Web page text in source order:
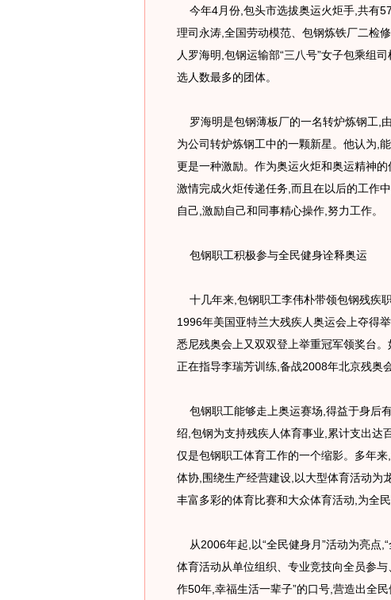
今年4月份,包头市选拔奥运火炬手,共有
理司永涛,全国劳动模范、包钢炼铁厂二检
人罗海明,包钢运输部“三八号”女子包乘组
选人数最多的团体。
罗海明是包钢薄板厂的一名转炉炼钢工,
为公司转炉炼钢工中的一颗新星。他认为,
更是一种激励。作为奥运火炬和奥运精神
激情完成火炬传递任务,而且在以后的工作
自己,激励自己和同事精心操作,努力工作。
包钢职工积极参与全民健身诠释奥运
十几年来,包钢职工李伟朴带领包钢残疾
1996年美国亚特兰大残疾人奥运会上夺得
悉尼残奥会上又双双登上举重冠军领奖台
正在指导李瑞芳训练,备战2008年北京残奥会
包钢职工能够走上奥运赛场,得益于身后
绍,包钢为支持残疾人体育事业,累计支出达
仅是包钢职工体育工作的一个缩影。多年
体协,围绕生产经营建设,以大型体育活动为
丰富多彩的体育比赛和大众体育活动,为全
从2006年起,以“全民健身月”活动为亮点
体育活动从单位组织、专业竞技向全员参
作50年,幸福生活一辈子”的口号,营造出全